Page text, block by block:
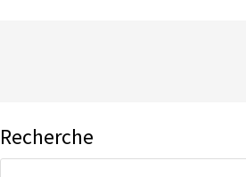
Recherche